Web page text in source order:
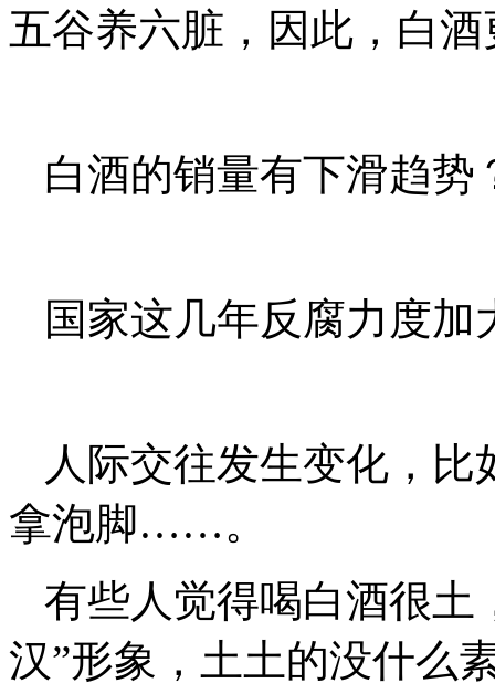
五谷养六脏，因此，白
白酒的销量有下滑趋势
国家这几年反腐力度
人际交往发生变化，
拿泡脚……。
有些人觉得喝白酒很土
汉”形象，土土的没什么